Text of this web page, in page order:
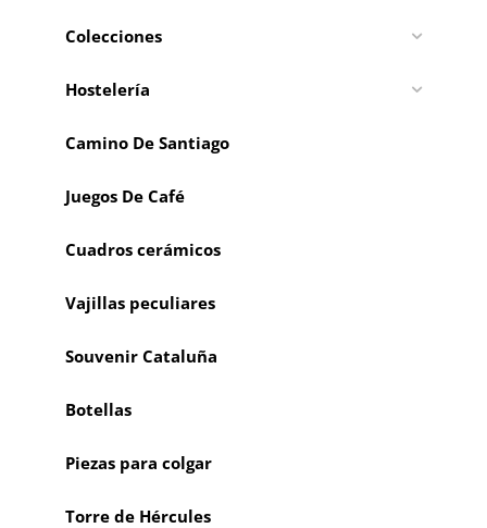
Colecciones
Hostelería
Camino De Santiago
Juegos De Café
Cuadros cerámicos
Vajillas peculiares
Souvenir Cataluña
Botellas
Piezas para colgar
Torre de Hércules